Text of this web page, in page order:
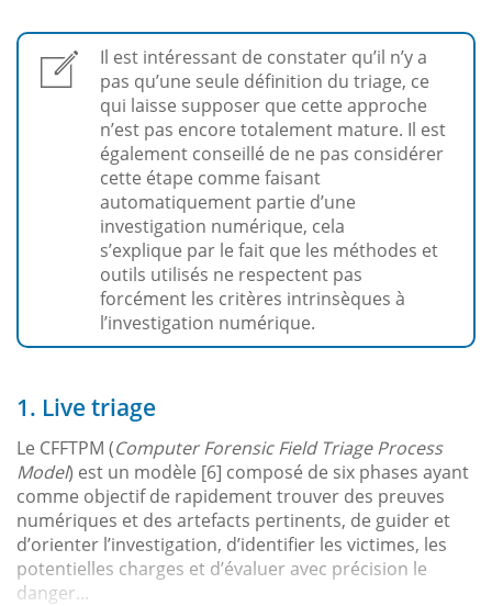
Il est intéressant de constater qu’il n’y a
pas qu’une seule définition du triage, ce
qui laisse supposer que cette approche
n’est pas encore totalement mature. Il est
également conseillé de ne pas considérer
cette étape comme faisant
automatiquement partie d’une
investigation numérique, cela
s’explique par le fait que les méthodes et
outils utilisés ne respectent pas
forcément les critères intrinsèques à
l’investigation numérique.
1. Live triage
Le CFFTPM (Computer Forensic Field Triage Process
Model) est un modèle [6] composé de six phases ayant
comme objectif de rapidement trouver des preuves
numériques et des artefacts pertinents, de guider et
d’orienter l’investigation, d’identifier les victimes, les
potentielles charges et d’évaluer avec précision le
danger...